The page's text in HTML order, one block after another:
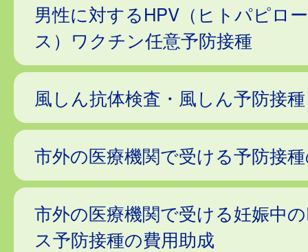
男性に対するHPV（ヒトパピロ
ス）ワクチン任意予防接種
風しん抗体検査・風しん予防接種
市外の医療機関で受ける予防接
市外の医療機関で受ける妊娠中
ス予防接種の費用助成